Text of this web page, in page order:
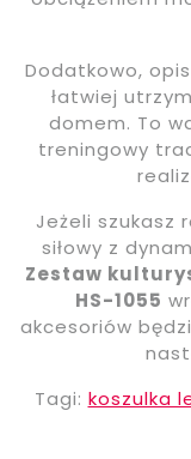
Dodatkowo,
łatwiej
domem. To
treningowy
Jeżeli szukasz
siłowy z
Zestaw
HS-1055
akcesoriów
Tagi: koszulka